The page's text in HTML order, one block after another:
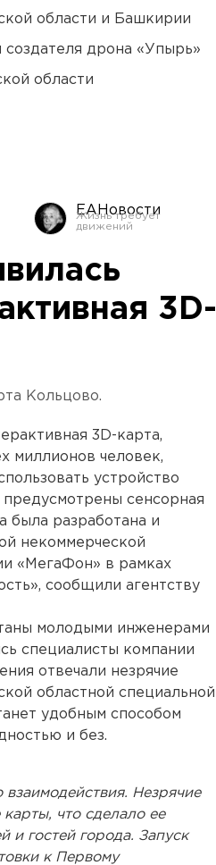
области и Башкирии
дрона «Упырь»
области
ЕАНовости
3D-
Кольцово.
3D-карта,
миллионов человек,
устройство
сенсорная
была разработана и
некоммерческой
«МегаФон» в рамках
сообщили агентству
молодыми инженерами
специалисты компании
отвечали незрячие
областной специальной
удобным способом
и без.
Незрячие
что сделало ее
и гостей города. Запуск
к Первому